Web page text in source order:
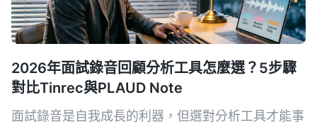
2026年面試錄音回顧分析工具怎麼選？5步驟
對比Tinrec與PLAUD Note
面試錄音是自我成長的利器，但選對分析工具才能事